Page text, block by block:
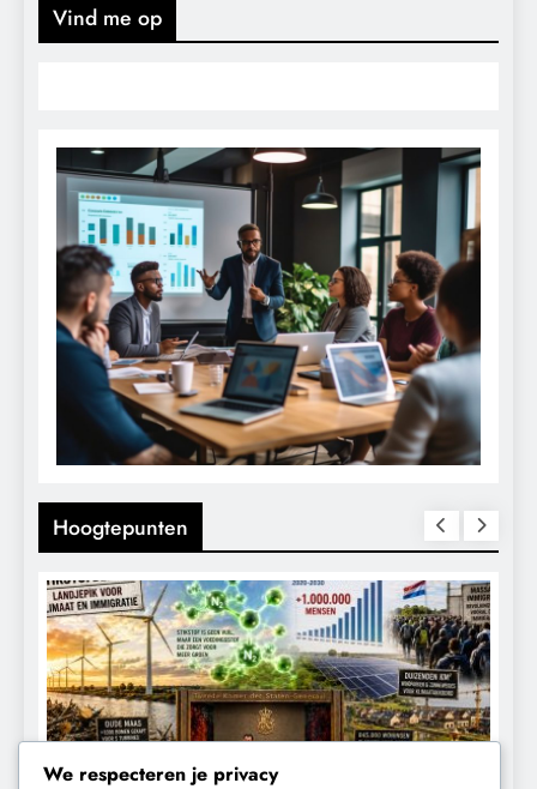
Vind me op
Hoogtepunten
We respecteren je privacy